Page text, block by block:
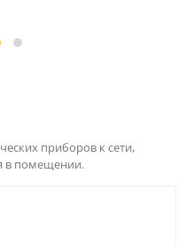
приборов к сети,
в помещении.